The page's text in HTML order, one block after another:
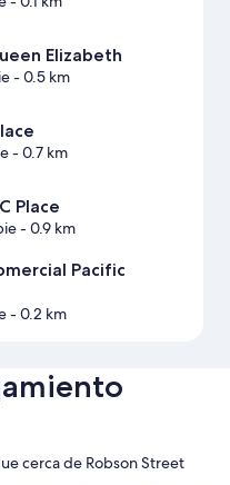
Elizabeth
- 0.5 km
- 0.7 km
Place
- 0.9 km
Pacific
- 0.2 km
cerca de Robson Street